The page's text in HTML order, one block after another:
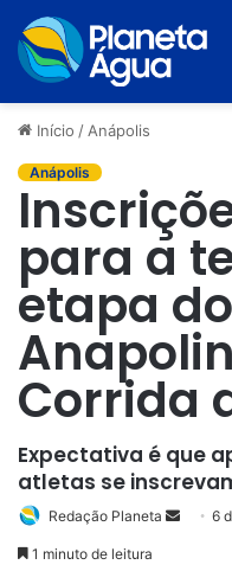
Início /Anápolis
Anápolis
para a
etapa
Corrida
Expectativa é que
atletas se
Redação Planeta
Mande
6
1 minuto de leitura